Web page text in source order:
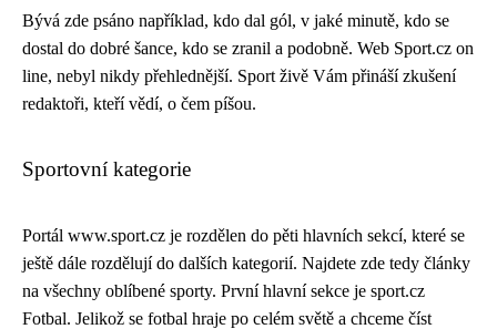
Bývá zde psáno například, kdo dal gól, v jaké minutě, kdo se
dostal do dobré šance, kdo se zranil a podobně. Web Sport.cz on
line, nebyl nikdy přehlednější. Sport živě Vám přináší zkušení
redaktoři, kteří vědí, o čem píšou.
Sportovní kategorie
Portál www.sport.cz je rozdělen do pěti hlavních sekcí, které se
ještě dále rozdělují do dalších kategorií. Najdete zde tedy články
na všechny oblíbené sporty. První hlavní sekce je sport.cz
Fotbal. Jelikož se fotbal hraje po celém světě a chceme číst